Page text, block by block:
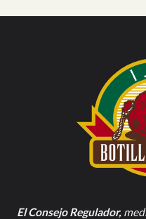
El Consejo Regulador,